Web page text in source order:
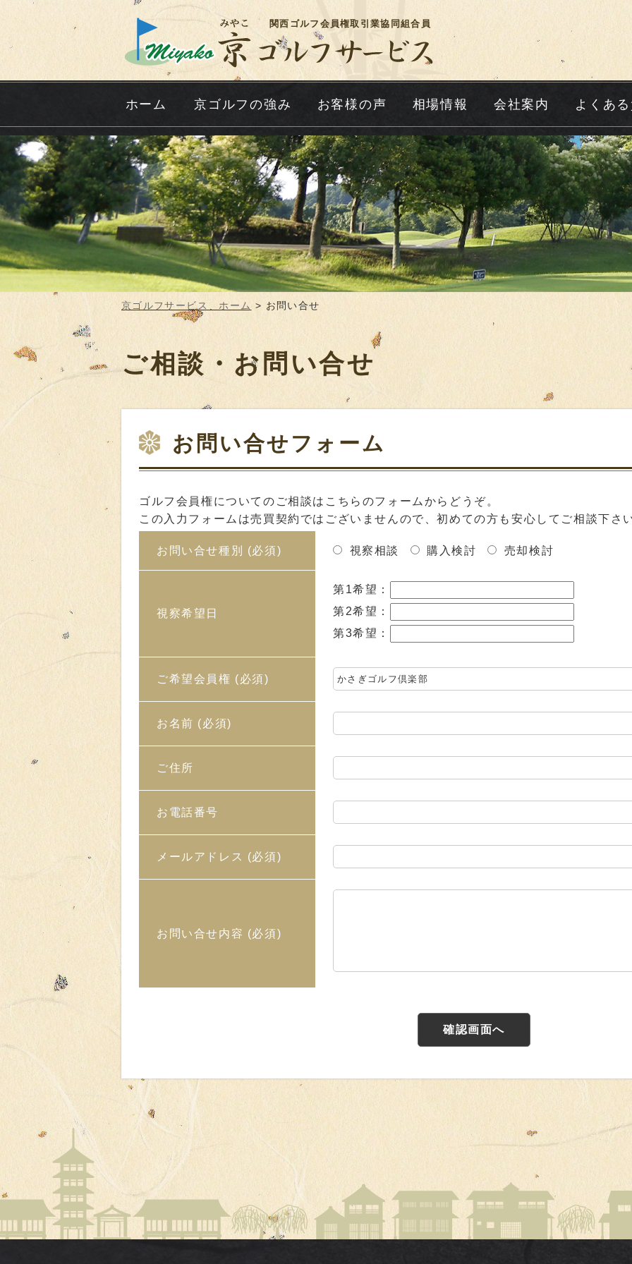
関西ゴルフ会員権取引業協同組合員
ホーム 京ゴルフの強み お客様の声 相場情報 会社案内 よくあ
京ゴルフサービス ホーム > お問い合せ
ご相談・お問い合せ
お問い合せフォーム
ゴルフ会員権についてのご相談はこちらのフォームからどうぞ。
この入力フォームは売買契約ではございませんので、初めての方も安心してご相談下さ
お問い合せ種別 (必須) 視察相談 購入検討 売却検討
視察希望日
第1希望：
第2希望：
第3希望：
ご希望会員権 (必須)
お名前 (必須)
ご住所
お電話番号
メールアドレス (必須)
お問い合せ内容 (必須)